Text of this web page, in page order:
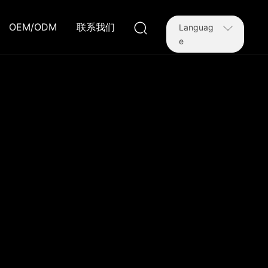
OEM/ODM 联系我们
Languag
e